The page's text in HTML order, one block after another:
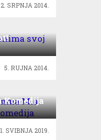
2. SRPNJA 2014.
5. RUJNA 2014.
Komedija
SVIBNJA 2019.